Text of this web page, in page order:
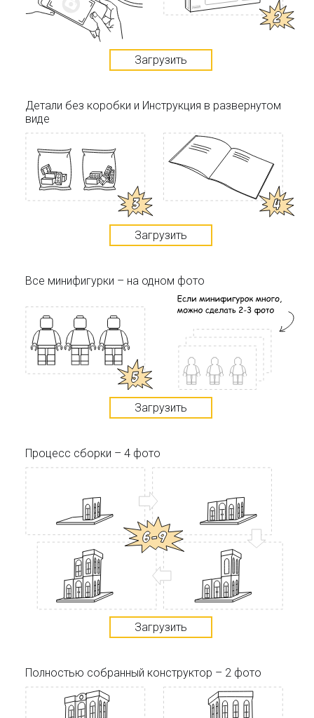
Загрузить
Детали без коробки и Инструкция в развернутом
виде
Загрузить
Все минифигурки – на одном фото
Загрузить
Процесс сборки – 4 фото
Загрузить
Полностью собранный конструктор – 2 фото